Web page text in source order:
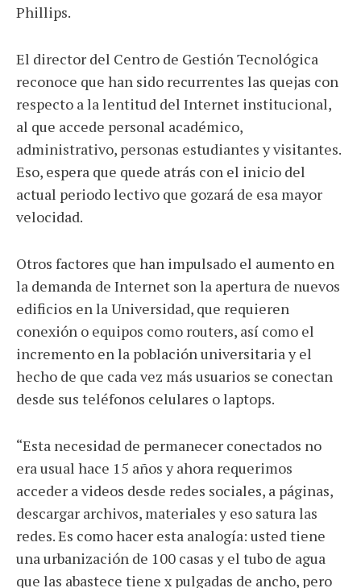
Phillips.
El director del Centro de Gestión Tecnológica
reconoce que han sido recurrentes las quejas con
respecto a la lentitud del Internet institucional,
al que accede personal académico,
administrativo, personas estudiantes y visitantes.
Eso, espera que quede atrás con el inicio del
actual periodo lectivo que gozará de esa mayor
velocidad.
Otros factores que han impulsado el aumento en
la demanda de Internet son la apertura de nuevos
edificios en la Universidad, que requieren
conexión o equipos como routers, así como el
incremento en la población universitaria y el
hecho de que cada vez más usuarios se conectan
desde sus teléfonos celulares o laptops.
“Esta necesidad de permanecer conectados no
era usual hace 15 años y ahora requerimos
acceder a videos desde redes sociales, a páginas,
descargar archivos, materiales y eso satura las
redes. Es como hacer esta analogía: usted tiene
una urbanización de 100 casas y el tubo de agua
que las abastece tiene x pulgadas de ancho, pero